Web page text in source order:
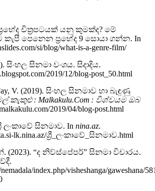
ප්‍රභේද චිත්‍රපටයක් යනු කුමක්ද? මේ
පෙනෙන ප්‍රභේද 9 සොයා ගන්න. In
si/blog/what-is-a-genre-film/
සිංහල සිනමා වංශය. සිදාදිය.
2019/12/blog-post_50.html
V. (2019). සිංහල සිනමාව හා බැඳුණු
කැකුළු : Malkakulu.Com : විශ්වයම ඔබ
2019/04/blog-post.html
ලංකාවේ සිනමාව. In nina.az.
lk.nina.az/ශ්‍රී_ලංකාවේ_සිනමාව.html
“ද නිව්ස්පේපර්” සිනමා විචාරය.
index.php/visheshanga/gaweshana/